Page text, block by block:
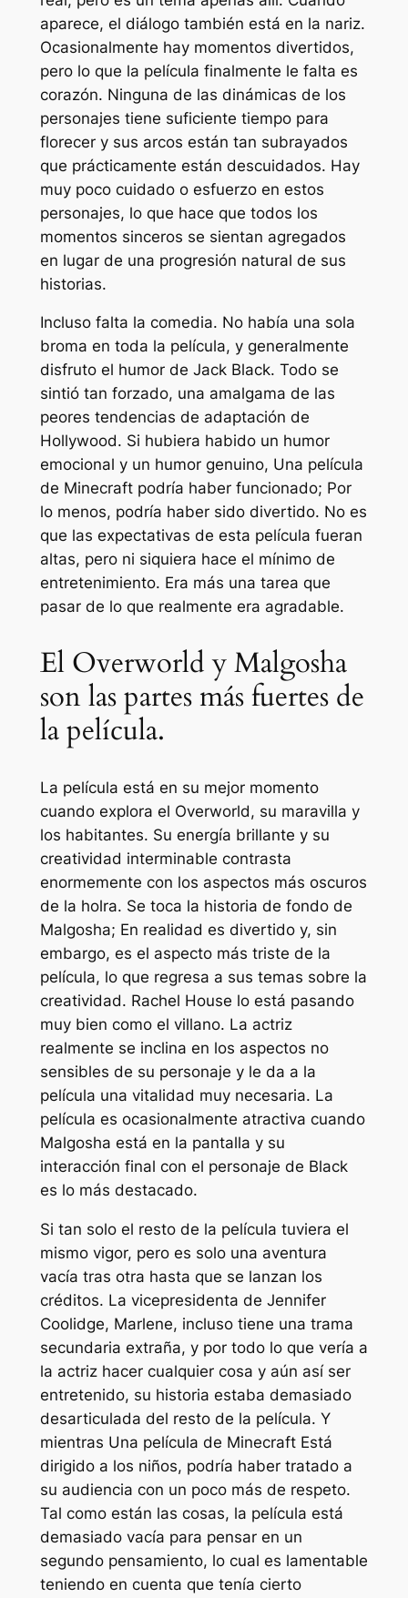
aparece, el diálogo también está en la nariz.
Ocasionalmente hay momentos divertidos,
pero lo que la película finalmente le falta es
corazón. Ninguna de las dinámicas de los
personajes tiene suficiente tiempo para
florecer y sus arcos están tan subrayados
que prácticamente están descuidados. Hay
muy poco cuidado o esfuerzo en estos
personajes, lo que hace que todos los
momentos sinceros se sientan agregados
en lugar de una progresión natural de sus
historias.
Incluso falta la comedia. No había una sola
broma en toda la película, y generalmente
disfruto el humor de Jack Black. Todo se
sintió tan forzado, una amalgama de las
peores tendencias de adaptación de
Hollywood. Si hubiera habido un humor
emocional y un humor genuino, Una película
de Minecraftpodría haber funcionado; Por
lo menos, podría haber sido divertido. No es
que las expectativas de esta película fueran
altas, pero ni siquiera hace el mínimo de
entretenimiento. Era más una tarea que
pasar de lo que realmente era agradable.
El Overworld y Malgosha
son las partes más fuertes de
la película.
La película está en su mejor momento
cuando explora el Overworld, su maravilla y
los habitantes. Su energía brillante y su
creatividad interminable contrasta
enormemente con los aspectos más oscuros
de la holra. Se toca la historia de fondo de
Malgosha; En realidad es divertido y, sin
embargo, es el aspecto más triste de la
película, lo que regresa a sus temas sobre la
creatividad. Rachel House lo está pasando
muy bien como el villano. La actriz
realmente se inclina en los aspectos no
sensibles de su personaje y le da a la
película una vitalidad muy necesaria. La
película es ocasionalmente atractiva cuando
Malgosha está en la pantalla y su
interacción final con el personaje de Black
es lo más destacado.
Si tan solo el resto de la película tuviera el
mismo vigor, pero es solo una aventura
vacía tras otra hasta que se lanzan los
créditos. La vicepresidenta de Jennifer
Coolidge, Marlene, incluso tiene una trama
secundaria extraña, y por todo lo que vería a
la actriz hacer cualquier cosa y aún así ser
entretenido, su historia estaba demasiado
desarticulada del resto de la película. Y
mientras Una película de MinecraftEstá
dirigido a los niños, podría haber tratado a
su audiencia con un poco más de respeto.
Tal como están las cosas, la película está
demasiado vacía para pensar en un
segundo pensamiento, lo cual es lamentable
teniendo en cuenta que tenía cierto